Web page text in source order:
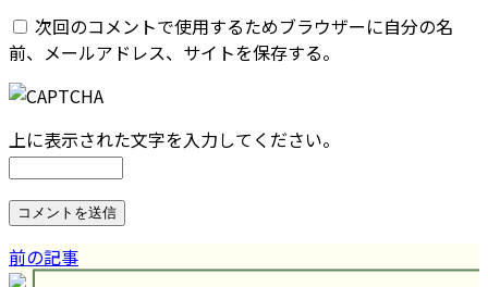
次回のコメントで使用するためブラウザーに自分の名
前、メールアドレス、サイトを保存する。
上に表示された文字を入力してください。
前の記事